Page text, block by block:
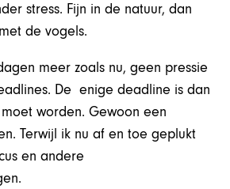
stress. Fijn in de natuur, dan
de vogels.
meer zoals nu, geen pressie
De enige deadline is dan
worden. Gewoon een
Terwijl ik nu af en toe geplukt
en andere